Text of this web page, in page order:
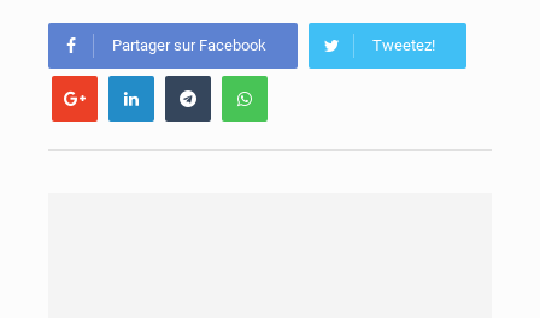
Partager sur Facebook Tweetez!